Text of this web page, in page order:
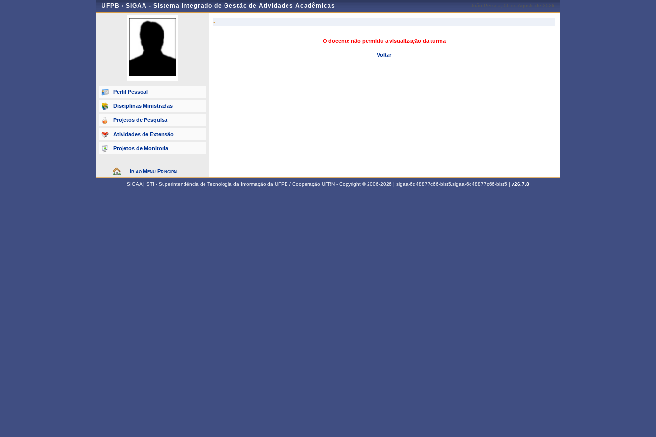
UFPB › SIGAA - Sistema Integrado de Gestão de Atividades Acadêmicas João Pessoa, 06 de Agosto de 2026
Perfil Pessoal
Disciplinas Ministradas
Projetos de Pesquisa
Atividades de Extensão
Projetos de Monitoria
Ir ao Menu Principal
-
O docente não permitiu a visualização da turma
Voltar
SIGAA | STI - Superintendência de Tecnologia da Informação da UFPB / Cooperação UFRN - Copyright © 2006-2026 | sigaa-6d48877c66-blst5.sigaa-6d48877c66-blst5 | v26.7.8